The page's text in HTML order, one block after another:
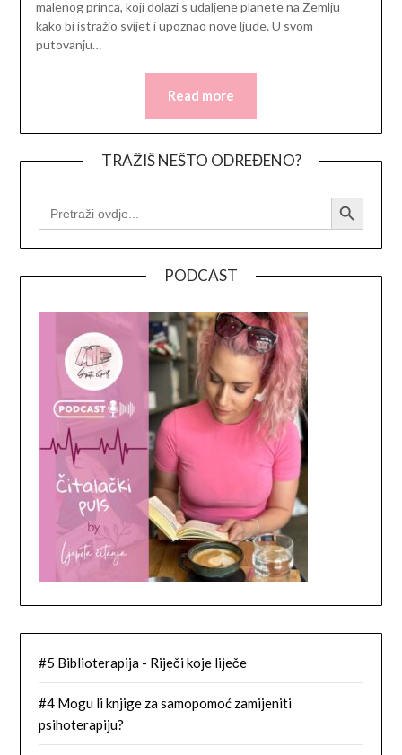
malenog princa, koji dolazi s udaljene planete na Zemlju
kako bi istražio svijet i upoznao nove ljude. U svom
putovanju…
Read more
TRAŽIŠ NEŠTO ODREĐENO?
SEARCH
FOR:
Search Button
PODCAST
#5 Biblioterapija - Riječi koje liječe
#4 Mogu li knjige za samopomoć zamijeniti
psihoterapiju?